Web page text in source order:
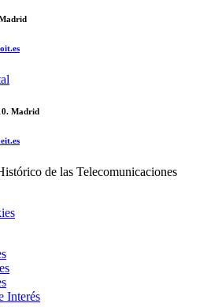
Madrid
de las Telecomunicaciones
Interés